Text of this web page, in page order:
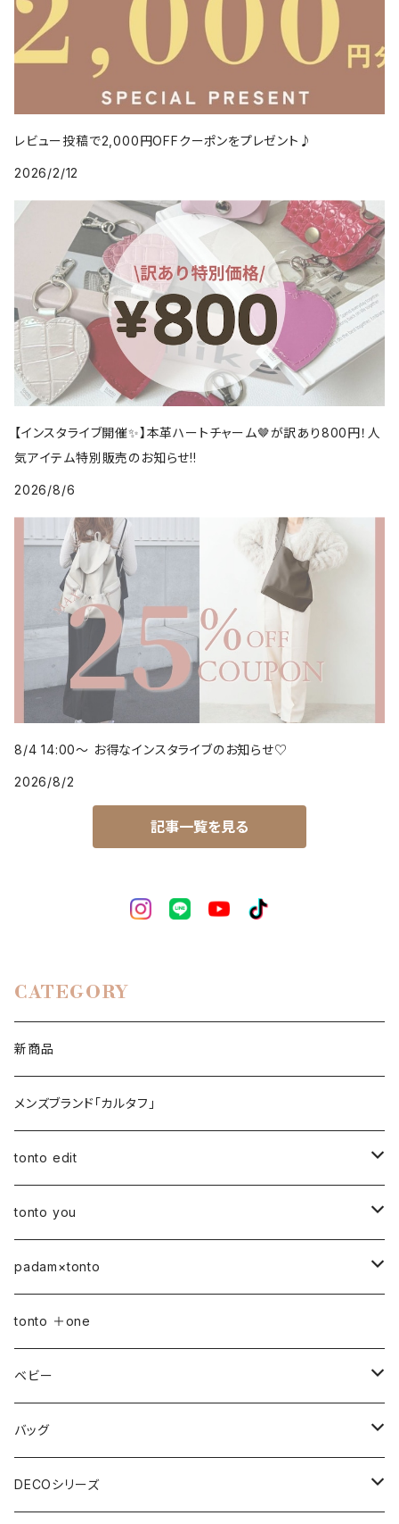
レビュー投稿で2,000円OFFクーポンをプレゼント♪
2026/2/12
【インスタライブ開催✨】本革ハートチャーム🤎が訳あり800円！人
気アイテム特別販売のお知らせ!!
2026/8/6
8/4 14:00～ お得なインスタライブのお知らせ♡
2026/8/2
記事一覧を見る
CATEGORY
新商品
メンズブランド「カルタフ」
tonto edit
petal bag
tonto you
ベビー
おむつポーチ
おむつポーチ fit
バッグ
ショルダーバッグ
アジャスターショルダーバッグ
ポーチ
シカクポーチ
マルチポーチ
ドリンク・マグホルダー
インテリア
padam×tonto
Sサイズ
Mサイズ
tonto ＋one
ベビー
おむつポーチ
おむつポーチ
おむつポーチ fit
バッグ
ショルダーバッグ
DECOシリーズ